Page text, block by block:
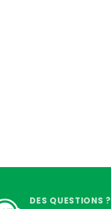
DES QUESTIONS ?